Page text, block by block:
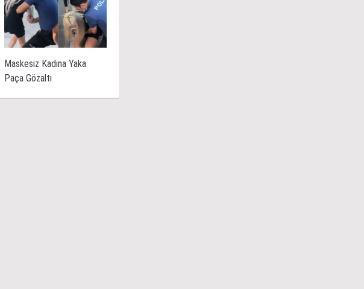
Maskesiz Kadına Yaka
Paça Gözaltı